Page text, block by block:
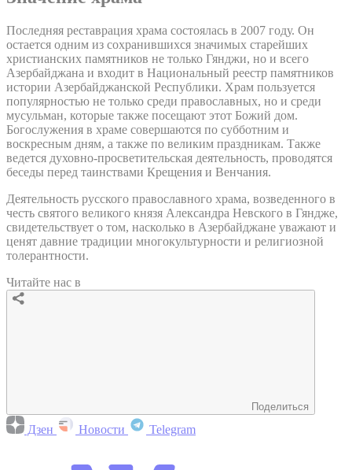
Последняя реставрация храма состоялась в 2007 году. Он
остается одним из сохранившихся значимых старейших
христианских памятников не только Гянджи, но и всего
Азербайджана и входит в Национальный реестр памятников
истории Азербайджанской Республики. Храм пользуется
популярностью не только среди православных, но и среди
мусульман, которые также посещают этот Божий дом.
Богослужения в храме совершаются по субботним и
воскресным дням, а также по великим праздникам. Также
ведется духовно-просветительская деятельность, проводятся
беседы перед таинствами Крещения и Венчания.
Деятельность русского православного храма, возведенного в
честь святого великого князя Александра Невского в Гяндже,
свидетельствует о том, насколько в Азербайджане уважают и
ценят давние традиции многокультурности и религиозной
толерантности.
Читайте нас в
Поделиться
Дзен Новости Telegram